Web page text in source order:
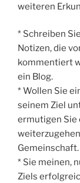
weiteren
* Schreiben
Notizen, die
kommentiert
ein Blog.
* Wollen Sie
seinem Ziel
ermutigen Sie
Gemeinschaft.
* Sie meinen,
Ziels